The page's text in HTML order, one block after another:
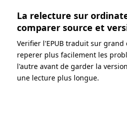
La relecture sur
comparer source et
Verifier l'EPUB traduit sur
reperer plus facilement les
l'autre avant de garder la
une lecture plus longue.